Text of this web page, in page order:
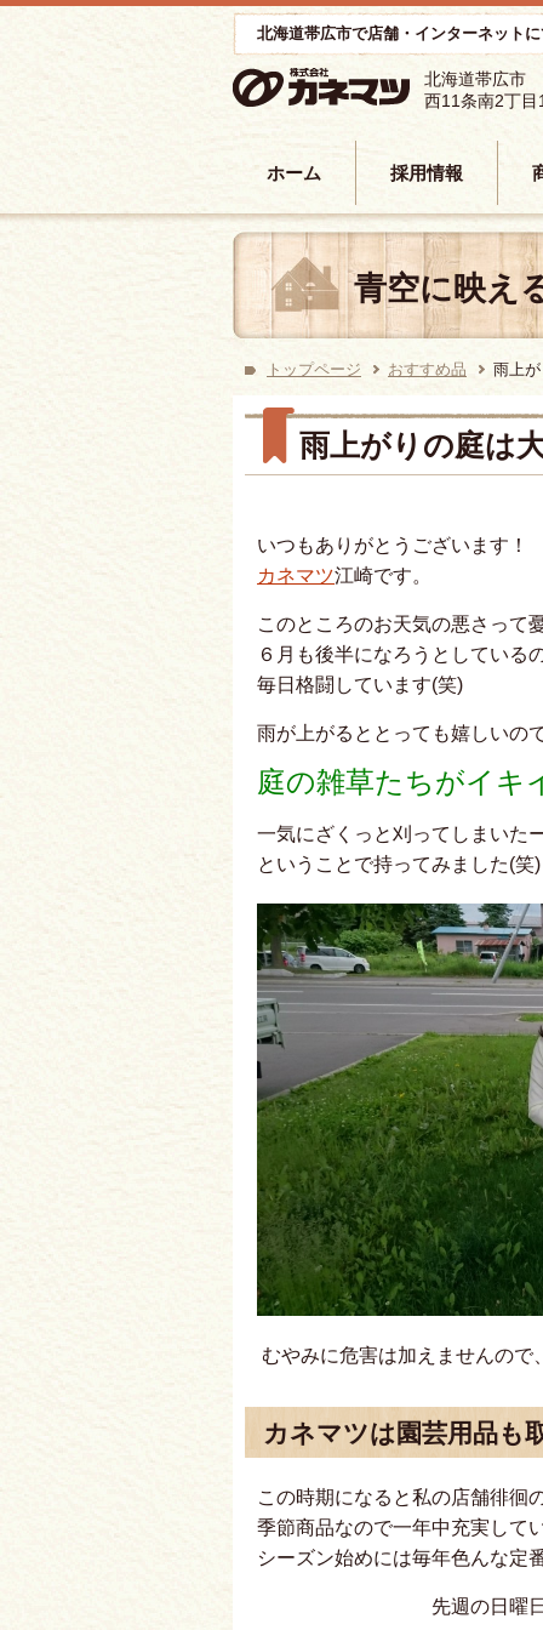
北海道帯広市で店舗・インターネット
北海道帯広市
西11条南2丁目
コンテンツへ移動
ホーム 採用情報
青空に映え
トップページ おすすめ品 雨上
雨上がりの庭は
いつもありがとうございます！
カネマツ江崎です。
このところのお天気の悪さって
６月も後半になろうとしている
毎日格闘しています(笑)
雨が上がるととっても嬉しいの
庭の雑草たちがイキ
一気にざくっと刈ってしまいた
ということで持ってみました(笑)
むやみに危害は加えませんので
カネマツは園芸用品も
この時期になると私の店舗徘徊
季節商品なので一年中充実して
シーズン始めには毎年色んな定
先週の日曜日に裏の